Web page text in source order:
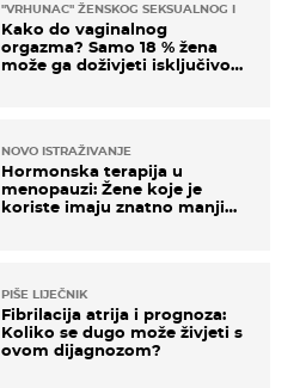
"VRHUNAC" ŽENSKOG SEKSUALNOG ISKUSTVA
Kako do vaginalnog
orgazma? Samo 18 % žena
može ga doživjeti isključivo
NOVO ISTRAŽIVANJE
Hormonska terapija u
menopauzi: Žene koje je
koriste imaju znatno manji
PIŠE LIJEČNIK
Fibrilacija atrija i prognoza:
Koliko se dugo može živjeti s
ovom dijagnozom?